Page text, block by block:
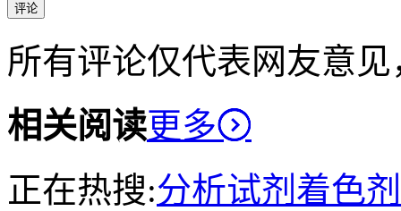
评论
所有评论仅代表网友意
相关阅读更多
正在热搜:分析试剂 着色剂